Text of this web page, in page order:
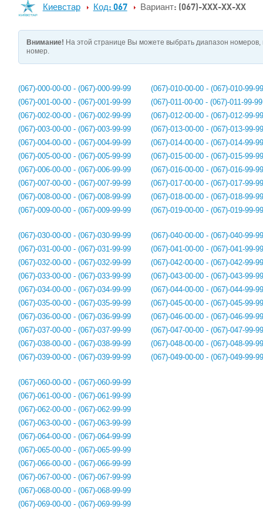
Киевстар Код: 067 Вариант: (067)-XXX-XX-XX
Внимание! На этой странице Вы можете выбрать диапазон
номер.
(067)-000-00-00 - (067)-000-99-99
(067)-001-00-00 - (067)-001-99-99
(067)-002-00-00 - (067)-002-99-99
(067)-003-00-00 - (067)-003-99-99
(067)-004-00-00 - (067)-004-99-99
(067)-005-00-00 - (067)-005-99-99
(067)-006-00-00 - (067)-006-99-99
(067)-007-00-00 - (067)-007-99-99
(067)-008-00-00 - (067)-008-99-99
(067)-009-00-00 - (067)-009-99-99
(067)-010-00-00 - (067)-010-99-99
(067)-011-00-00 - (067)-011-99-99
(067)-012-00-00 - (067)-012-99-99
(067)-013-00-00 - (067)-013-99-99
(067)-014-00-00 - (067)-014-99-99
(067)-015-00-00 - (067)-015-99-99
(067)-016-00-00 - (067)-016-99-99
(067)-017-00-00 - (067)-017-99-99
(067)-018-00-00 - (067)-018-99-99
(067)-019-00-00 - (067)-019-99-99
(067)-030-00-00 - (067)-030-99-99
(067)-031-00-00 - (067)-031-99-99
(067)-032-00-00 - (067)-032-99-99
(067)-033-00-00 - (067)-033-99-99
(067)-034-00-00 - (067)-034-99-99
(067)-035-00-00 - (067)-035-99-99
(067)-036-00-00 - (067)-036-99-99
(067)-037-00-00 - (067)-037-99-99
(067)-038-00-00 - (067)-038-99-99
(067)-039-00-00 - (067)-039-99-99
(067)-040-00-00 - (067)-040-99-99
(067)-041-00-00 - (067)-041-99-99
(067)-042-00-00 - (067)-042-99-99
(067)-043-00-00 - (067)-043-99-99
(067)-044-00-00 - (067)-044-99-99
(067)-045-00-00 - (067)-045-99-99
(067)-046-00-00 - (067)-046-99-99
(067)-047-00-00 - (067)-047-99-99
(067)-048-00-00 - (067)-048-99-99
(067)-049-00-00 - (067)-049-99-99
(067)-060-00-00 - (067)-060-99-99
(067)-061-00-00 - (067)-061-99-99
(067)-062-00-00 - (067)-062-99-99
(067)-063-00-00 - (067)-063-99-99
(067)-064-00-00 - (067)-064-99-99
(067)-065-00-00 - (067)-065-99-99
(067)-066-00-00 - (067)-066-99-99
(067)-067-00-00 - (067)-067-99-99
(067)-068-00-00 - (067)-068-99-99
(067)-069-00-00 - (067)-069-99-99